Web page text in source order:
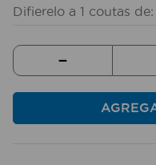
Difierelo a 1 coutas de:
－